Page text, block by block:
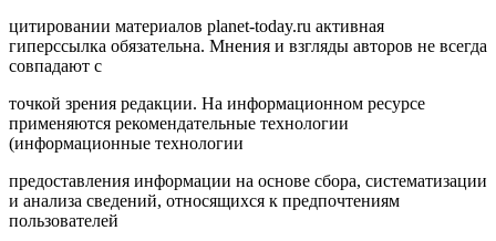
цитировании материалов planet-today.ru активная
гиперссылка обязательна. Мнения и взгляды авторов не всегда
совпадают с
точкой зрения редакции. На информационном ресурсе
применяются рекомендательные технологии
(информационные технологии
предоставления информации на основе сбора, систематизации
и анализа сведений, относящихся к предпочтениям
пользователей